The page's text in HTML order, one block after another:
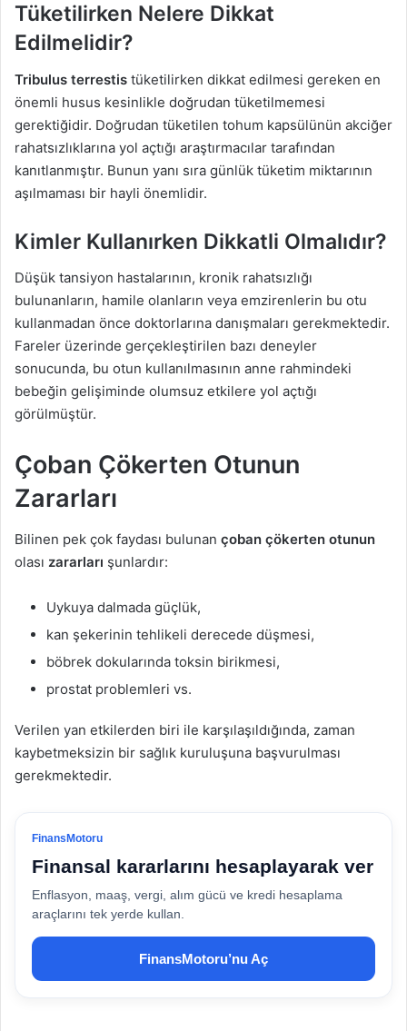
Tüketilirken Nelere Dikkat
Edilmelidir?
Tribulus terrestis tüketilirken dikkat edilmesi gereken en
önemli husus kesinlikle doğrudan tüketilmemesi
gerektiğidir. Doğrudan tüketilen tohum kapsülünün akciğer
rahatsızlıklarına yol açtığı araştırmacılar tarafından
kanıtlanmıştır. Bunun yanı sıra günlük tüketim miktarının
aşılmaması bir hayli önemlidir.
Kimler Kullanırken Dikkatli Olmalıdır?
Düşük tansiyon hastalarının, kronik rahatsızlığı
bulunanların, hamile olanların veya emzirenlerin bu otu
kullanmadan önce doktorlarına danışmaları gerekmektedir.
Fareler üzerinde gerçekleştirilen bazı deneyler
sonucunda, bu otun kullanılmasının anne rahmindeki
bebeğin gelişiminde olumsuz etkilere yol açtığı
görülmüştür.
Çoban Çökerten Otunun
Zararları
Bilinen pek çok faydası bulunan çoban çökerten otunun
olası zararları şunlardır:
Uykuya dalmada güçlük,
kan şekerinin tehlikeli derecede düşmesi,
böbrek dokularında toksin birikmesi,
prostat problemleri vs.
Verilen yan etkilerden biri ile karşılaşıldığında, zaman
kaybetmeksizin bir sağlık kuruluşuna başvurulması
gerekmektedir.
FinansMotoru
Finansal kararlarını hesaplayarak ver
Enflasyon, maaş, vergi, alım gücü ve kredi hesaplama
araçlarını tek yerde kullan.
FinansMotoru’nu Aç